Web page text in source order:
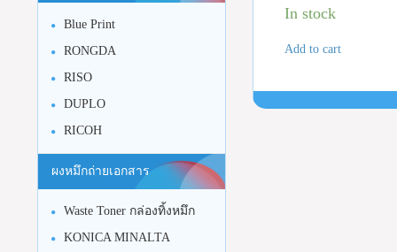
In stock
Add to cart
Blue Print
RONGDA
RISO
DUPLO
RICOH
ผงหมึกถ่ายเอกสาร
Waste Toner กล่องทิ้งหมึก
KONICA MINALTA